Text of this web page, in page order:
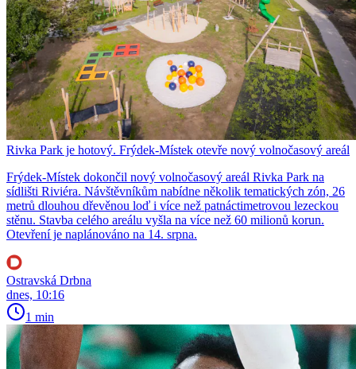
Rivka Park je hotový. Frýdek-Místek otevře nový volnočasový areál
Frýdek-Místek dokončil nový volnočasový areál Rivka Park na
sídlišti Riviéra. Návštěvníkům nabídne několik tematických zón, 26
metrů dlouhou dřevěnou loď i více než patnáctimetrovou lezeckou
stěnu. Stavba celého areálu vyšla na více než 60 milionů korun.
Otevření je naplánováno na 14. srpna.
Ostravská Drbna
dnes, 10:16
1 min